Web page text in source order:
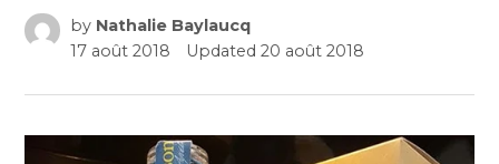
by Nathalie Baylaucq
17 août 2018
Updated20 août 2018